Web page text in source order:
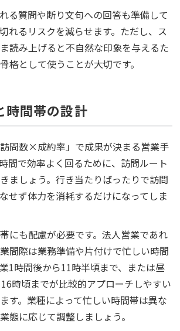
る質問や断り文句への回答も準備して
れるリスクを減らせます。ただし、ス
読み上げると不自然な印象を与えるた
格として使うことが大切です。
時間帯の設計
問数×成約率」で成果が決まる営業手
間で効率よく回るために、訪問ルート
ましょう。行き当たりばったりで訪問
せず体力を消耗するだけになってしま
にも配慮が必要です。法人営業であれ
間際は業務準備や片付けで忙しい時間
1時間後から11時半頃まで、または昼
時頃までが比較的アプローチしやすい
す。業種によって忙しい時間帯は異な
態に応じて調整しましょう。